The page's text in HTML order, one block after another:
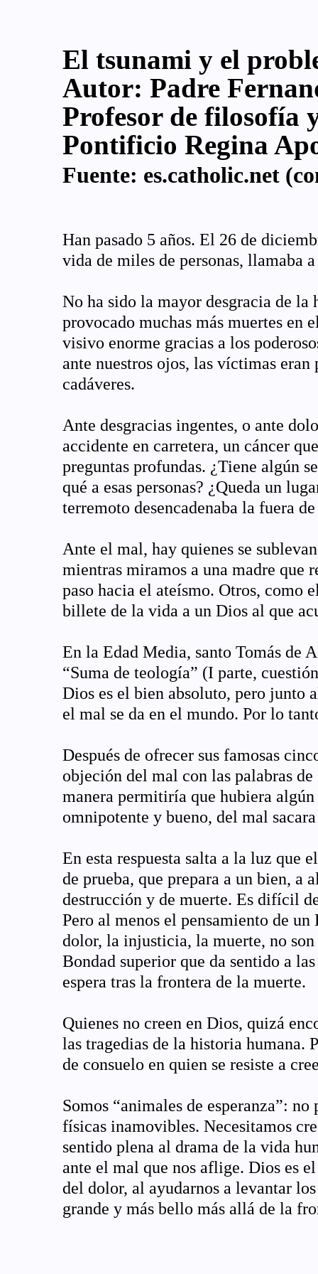
El tsunami y el
Autor: Padre
Profesor de filosofía
Pontificio Regina
Fuente: es.catholic.net
Han pasado 5 años. El 26 de
vida de miles de personas, llamaba
No ha sido la mayor desgracia de la
provocado muchas más muertes en
visivo enorme gracias a los
ante nuestros ojos, las víctimas eran
cadáveres.
Ante desgracias ingentes, o ante
accidente en carretera, un cáncer
preguntas profundas. ¿Tiene algún
qué a esas personas? ¿Queda un
terremoto desencadenaba la fuera
Ante el mal, hay quienes se
mientras miramos a una madre que
paso hacia el ateísmo. Otros, como
billete de la vida a un Dios al que
En la Edad Media, santo Tomás de
“Suma de teología” (I parte,
Dios es el bien absoluto, pero junto
el mal se da en el mundo. Por lo
Después de ofrecer sus famosas
objeción del mal con las palabras
manera permitiría que hubiera
omnipotente y bueno, del mal
En esta respuesta salta a la luz que
de prueba, que prepara a un bien,
destrucción y de muerte. Es difícil
Pero al menos el pensamiento de
dolor, la injusticia, la muerte, no
Bondad superior que da sentido a
espera tras la frontera de la muerte.
Quienes no creen en Dios, quizá
las tragedias de la historia humana.
de consuelo en quien se resiste a
Somos “animales de esperanza”:
físicas inamovibles. Necesitamos
sentido plena al drama de la vida
ante el mal que nos aflige. Dios es
del dolor, al ayudarnos a levantar
grande y más bello más allá de la